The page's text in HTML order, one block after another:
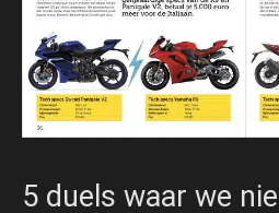
5 duels waar we